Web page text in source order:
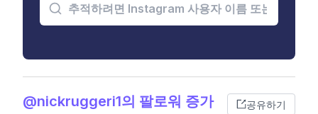
@nickruggeri1의 팔로워 증가 공유하기